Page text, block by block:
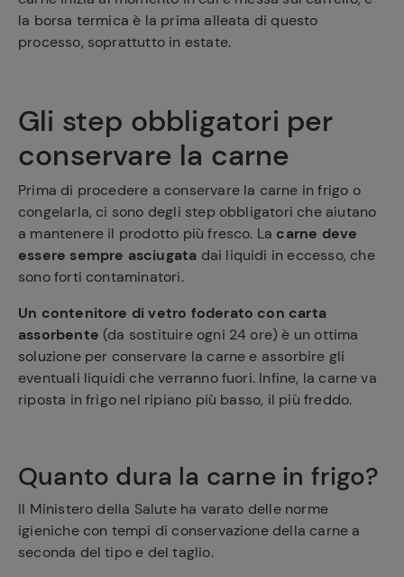
la borsa termica è la prima alleata di questo
processo, soprattutto in estate.
Gli step obbligatori per
conservare la carne
Prima di procedere a conservare la carne in frigo o
congelarla, ci sono degli step obbligatori che aiutano
a mantenere il prodotto più fresco. La carne deve
essere sempre asciugata dai liquidi in eccesso, che
sono forti contaminatori.
Un contenitore di vetro foderato con carta
assorbente (da sostituire ogni 24 ore) è un ottima
soluzione per conservare la carne e assorbire gli
eventuali liquidi che verranno fuori. Infine, la carne va
riposta in frigo nel ripiano più basso, il più freddo.
Quanto dura la carne in frigo?
Il Ministero della Salute ha varato delle norme
igieniche con tempi di conservazione della carne a
seconda del tipo e del taglio.